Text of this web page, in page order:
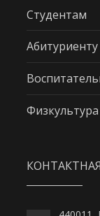
Студентам
Абитуриенту